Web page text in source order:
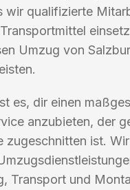
wir qualifizierte
Umzug von
es, dir einen
anzubieten, der
zugeschnitten ist.
Transport und